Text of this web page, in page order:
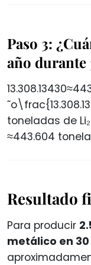
Paso 3:
año durante
toneladas de
≈443.604
Resultado
Para producir
metálico en 30